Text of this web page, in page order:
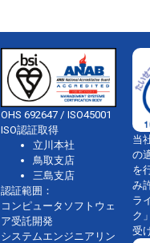
OHS 692647 / ISO45001
ISO認証取得
立川本社
鳥取支店
三島支店
認証範囲：
コンピュータソフトウェ
ア受託開発
システムエンジニアリン
当
の
を
み
ラ
ク
受